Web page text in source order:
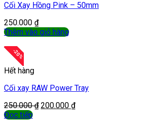
Cối Xay Hồng Pink – 50mm
250.000 ₫
Thêm vào giỏ hàng
-
20
%
Hết hàng
Cối xay RAW Power Tray
250.000₫ 200.000 ₫
Đọc tiếp